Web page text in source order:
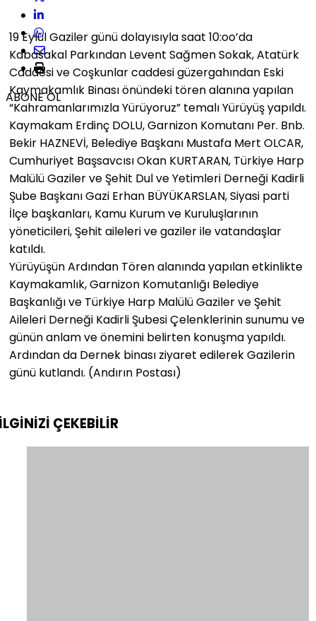
ABONE OL
19 Eylül Gaziler günü dolayısıyla saat 10:oo’da
Kabasakal Parkından Levent Sağmen Sokak, Atatürk
Caddesi ve Coşkunlar caddesi güzergahından Eski
Kaymakamlık Binası önündeki tören alanına yapılan
“Kahramanlarımızla Yürüyoruz” temalı Yürüyüş yapıldı.
Kaymakam Erdinç DOLU, Garnizon Komutanı Per. Bnb.
Bekir HAZNEVİ, Belediye Başkanı Mustafa Mert OLCAR,
Cumhuriyet Başsavcısı Okan KURTARAN, Türkiye Harp
Malülü Gaziler ve Şehit Dul ve Yetimleri Derneği Kadirli
Şube Başkanı Gazi Erhan BÜYÜKARSLAN, Siyasi parti
İlçe başkanları, Kamu Kurum ve Kuruluşlarının
yöneticileri, Şehit aileleri ve gaziler ile vatandaşlar
katıldı.
Yürüyüşün Ardından Tören alanında yapılan etkinlikte
Kaymakamlık, Garnizon Komutanlığı Belediye
Başkanlığı ve Türkiye Harp Malülü Gaziler ve Şehit
Aileleri Derneği Kadirli Şubesi Çelenklerinin sunumu ve
günün anlam ve önemini belirten konuşma yapıldı.
Ardından da Dernek binası ziyaret edilerek Gazilerin
günü kutlandı. (Andırın Postası)
ÇEKEBİLİR